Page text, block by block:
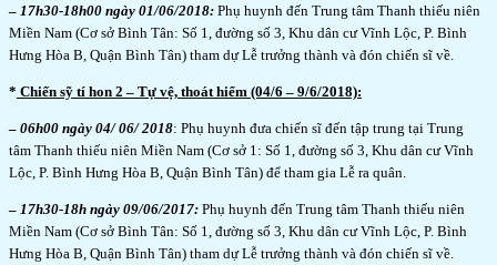
– 17h30-18h00 ngày 01/06/2018: Phụ huynh đến Trung tâm Thanh thiếu niên
Miền Nam (Cơ sở Bình Tân: Số 1, đường số 3, Khu dân cư Vĩnh Lộc, P. Bình
Hưng Hòa B, Quận Bình Tân) tham dự Lễ trưởng thành và đón chiến sĩ về.
* Chiến sỹ tí hon 2 – Tự vệ, thoát hiểm (04/6 – 9/6/2018):
– 06h00 ngày 04/ 06/ 2018: Phụ huynh đưa chiến sĩ đến tập trung tại Trung
tâm Thanh thiếu niên Miền Nam (Cơ sở 1: Số 1, đường số 3, Khu dân cư Vĩnh
Lộc, P. Bình Hưng Hòa B, Quận Bình Tân) để tham gia Lễ ra quân.
– 17h30-18h ngày 09/06/2017: Phụ huynh đến Trung tâm Thanh thiếu niên
Miền Nam (Cơ sở Bình Tân: Số 1, đường số 3, Khu dân cư Vĩnh Lộc, P. Bình
Hưng Hòa B, Quận Bình Tân) tham dự Lễ trưởng thành và đón chiến sĩ về.